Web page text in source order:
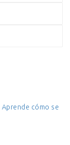
Aprende cómo se